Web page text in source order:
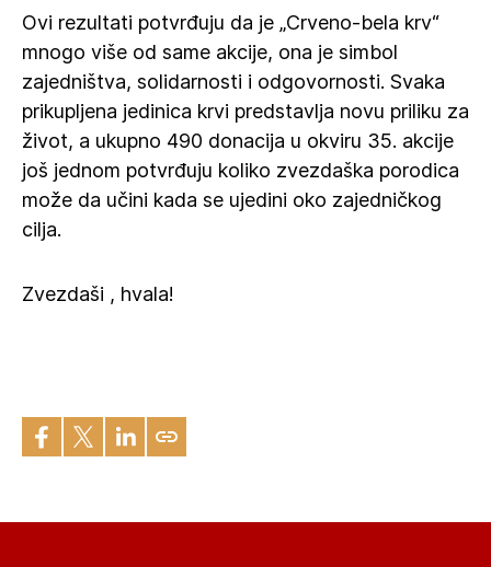
Ovi rezultati potvrđuju da je „Crveno-bela krv“
mnogo više od same akcije, ona je simbol
zajedništva, solidarnosti i odgovornosti. Svaka
prikupljena jedinica krvi predstavlja novu priliku za
život, a ukupno 490 donacija u okviru 35. akcije
još jednom potvrđuju koliko zvezdaška porodica
može da učini kada se ujedini oko zajedničkog
cilja.
Zvezdaši , hvala!